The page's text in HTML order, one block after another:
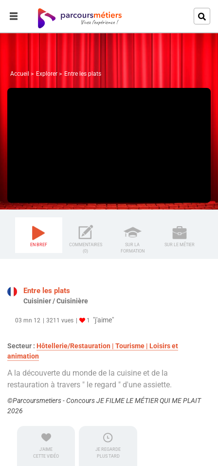
Accueil Explorer Entre les plats
EN BREF
COMMENTAIRES
(0)
SUR LA
FORMATION
SUR LE MÉTIER
Entre les plats
Cuisinier / Cuisinière
03 mn 12 3211 vues 1 "j'aime"
Secteur : Hôtellerie/Restauration | Tourisme | Loisirs et
animation
A la découverte du monde de la cuisine et de la
restauration à travers " le regard " d'une assiette.
©Parcoursmetiers - Concours JE FILME LE MÉTIER QUI ME PLAIT
2026
J'AIME
CETTE VIDÉO
JE REGARDE
PLUS TARD